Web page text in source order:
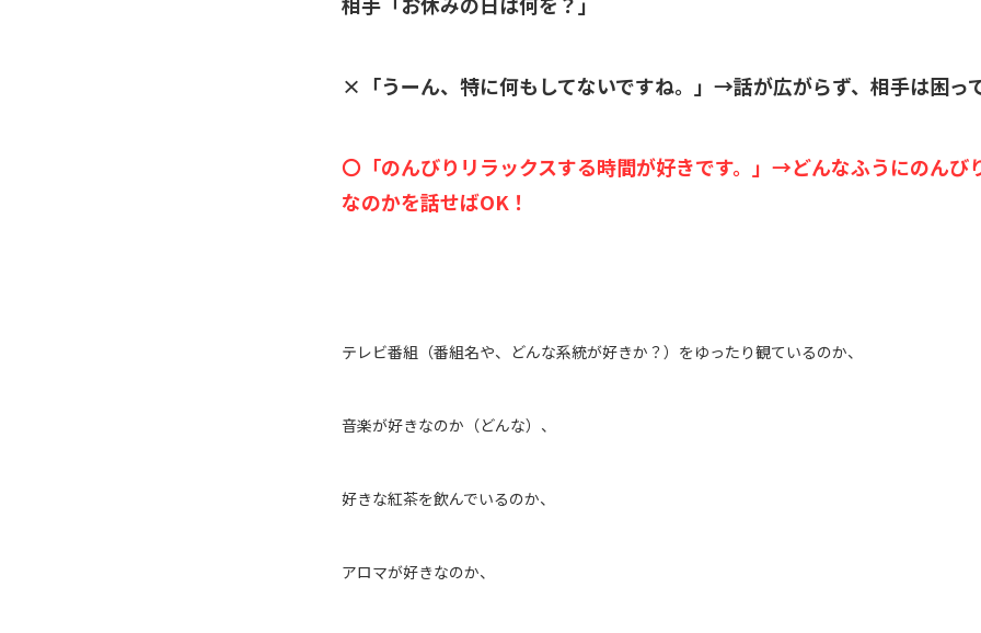
×「うーん、特に何もしてないですね。」→話が広がらず、相手は困っ
〇「のんびりリラックスする時間が好きです。 」 →どんなふうにのんび
なのかを話せばOK！
テレビ番組（番組名や、どんな系統が好きか？）をゆったり観ているのか、
音楽が好きなのか（どんな）、
好きな紅茶を飲んでいるのか、
アロマが好きなのか、